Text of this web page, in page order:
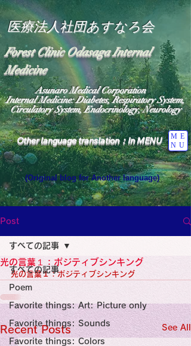
医療法人社団あすなろ会
Forest Clinic Odasaga Internal
Medicine
Other language translation：In MENU
ME
NU
Asunaro Medical Corporation
Internal Medicine: Diabetes, Respiratory System,
Circulatory System, Endocrinology, Neurology
(Original blog for Another language)
Heavens: Beyond the Universe: The World
the God of Light Resides"
Medicine Specialist
Specialist
Wide Blog
Medicine
Religion
Post
すべての記事
Poem
Favorite things: Art: Picture only
Favorite things: Sounds
Favorite things: Colors
すべての記事
光の言葉１：ポジティブシンキング
光の言葉１：ポジティブシンキング
Recent Posts See All